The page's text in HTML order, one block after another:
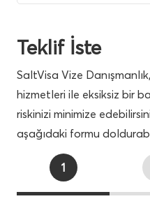
Teklif İste
SaltVisa Vize
hizmetleri ile eksiksiz bir
riskinizi minimize
aşağıdaki formu
1